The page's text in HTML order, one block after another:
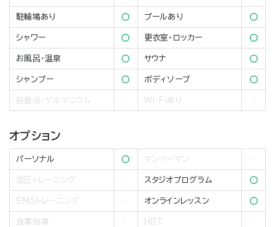
駐輪場あり プールあり
シャワー 更衣室・ロッカー
お風呂・温泉 サウナ
シャンプー ボディソープ
岩盤浴・ゲルマニウム Wi-Fiあり
オプション
パーソナル マンツーマン
加圧トレーニング スタジオプログラム
EMSトレーニング オンラインレッスン
食事指導 HIIT